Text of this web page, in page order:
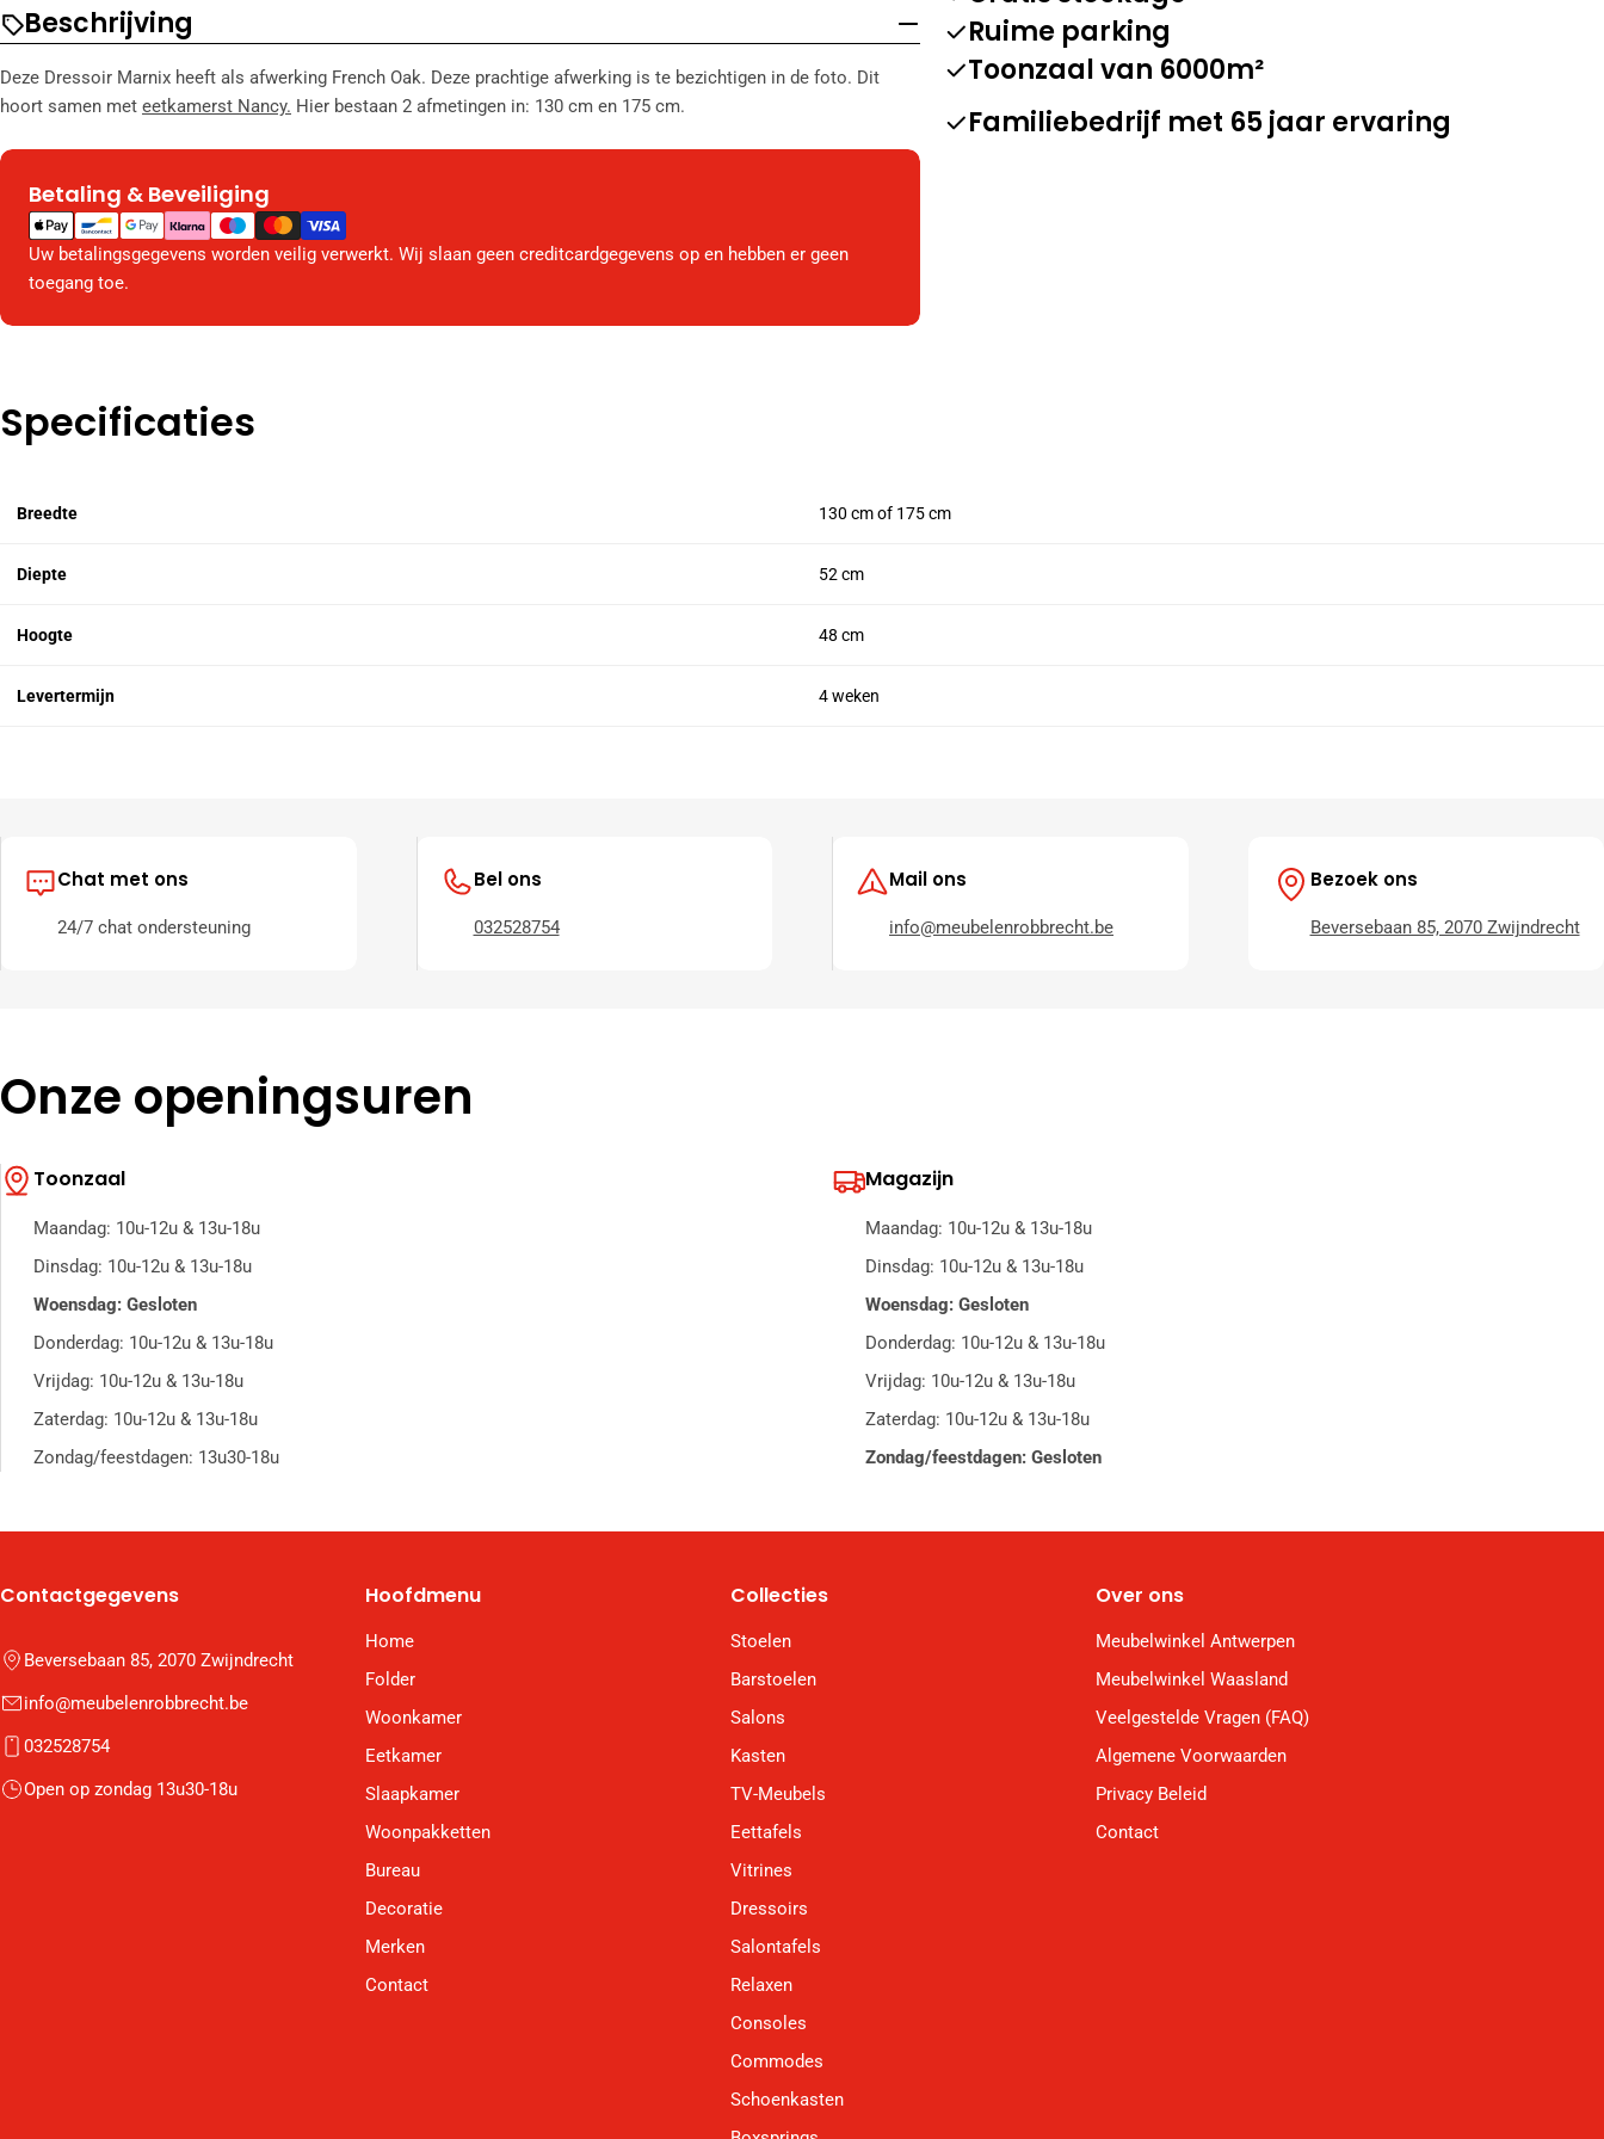
Beschrijving
Deze Dressoir Marnix heeft als afwerking French Oak. Deze prachtige afwerking is te bezichtigen in de foto. Dit
hoort samen met eetkamerst Nancy. Hier bestaan 2 afmetingen in: 130 cm en 175 cm.
Betaling & Beveiliging
Betaalmethodes
Uw betalingsgegevens worden veilig verwerkt. Wij slaan geen creditcardgegevens op en hebben er geen
toegang toe.
Ruime parking
Toonzaal van 6000m²
Familiebedrijf met 65 jaar ervaring
Specificaties
Breedte 130 cm of 175 cm
Diepte 52 cm
Hoogte 48 cm
Levertermijn 4 weken
Chat met ons
24/7 chat ondersteuning
Bel ons
032528754
Mail ons
info@meubelenrobbrecht.be
Bezoek ons
Beversebaan 85, 2070 Zwijndrecht
Onze openingsuren
Toonzaal
Maandag: 10u-12u & 13u-18u
Dinsdag: 10u-12u & 13u-18u
Woensdag: Gesloten
Donderdag: 10u-12u & 13u-18u
Vrijdag: 10u-12u & 13u-18u
Zaterdag: 10u-12u & 13u-18u
Zondag/feestdagen: 13u30-18u
Magazijn
Maandag: 10u-12u & 13u-18u
Dinsdag: 10u-12u & 13u-18u
Woensdag: Gesloten
Donderdag: 10u-12u & 13u-18u
Vrijdag: 10u-12u & 13u-18u
Zaterdag: 10u-12u & 13u-18u
Zondag/feestdagen: Gesloten
Contactgegevens
Beversebaan 85, 2070 Zwijndrecht
info@meubelenrobbrecht.be
032528754
Open op zondag 13u30-18u
Hoofdmenu
Home
Folder
Woonkamer
Eetkamer
Slaapkamer
Woonpakketten
Bureau
Decoratie
Merken
Contact
Collecties
Stoelen
Barstoelen
Salons
Kasten
TV-Meubels
Eettafels
Vitrines
Dressoirs
Salontafels
Relaxen
Consoles
Commodes
Schoenkasten
Over ons
Meubelwinkel Antwerpen
Meubelwinkel Waasland
Veelgestelde Vragen (FAQ)
Algemene Voorwaarden
Privacy Beleid
Contact